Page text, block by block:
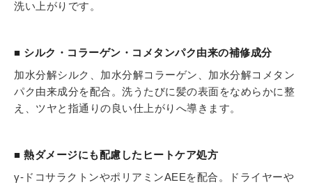
洗い上がりです。
■ シルク・コラーゲン・コメタンパク由来の補修成分
加水分解シルク、加水分解コラーゲン、加水分解コメタン
パク由来成分を配合。洗うたびに髪の表面をなめらかに整
え、ツヤと指通りの良い仕上がりへ導きます。
■ 熱ダメージにも配慮したヒートケア処方
γ-ドコサラクトンやポリアミンAEEを配合。ドライヤーや